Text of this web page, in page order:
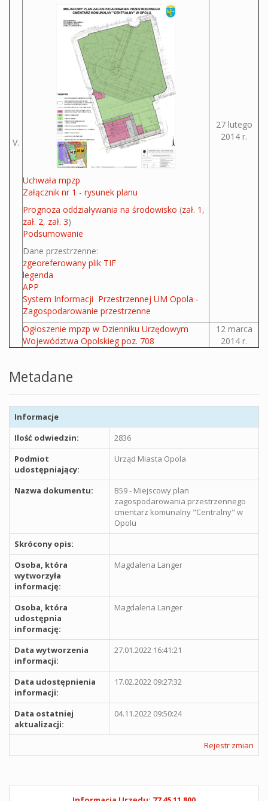
V.
Uchwała mpzp
Załącznik nr 1 - rysunek planu
Prognoza oddziaływania na środowisko (zał. 1 ,
zał. 2, zał. 3)
Podsumowanie
Dane przestrzenne:
zgeoreferowany plik TIF
legenda
APP
System Informacji Przestrzennej UM Opola -
Zagospodarowanie przestrzenne
27 lutego
2014 r.
Ogłoszenie mpzp w Dzienniku Urzędowym
Województwa Opolskieg poz. 708
12 marca
2014 r.
Metadane
Informacje
Ilość odwiedzin:
2836
Podmiot
udostępniający:
Urząd Miasta Opola
Nazwa dokumentu:
B59 - Miejscowy plan
zagospodarowania przestrzennego
cmentarz komunalny "Centralny" w
Opolu
Skrócony opis:
Osoba, która
wytworzyła
informację:
Magdalena Langer
Osoba, która
udostępnia
informację:
Magdalena Langer
Data wytworzenia
informacji:
27.01.2022 16:41:21
Data udostępnienia
informacji:
17.02.2022 09:27:32
Data ostatniej
aktualizacji:
04.11.2022 09:50:24
Rejestr zmian